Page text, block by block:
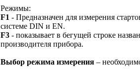
Режимы:
F1 - Предназначен для измерения
системе DIN и EN.
F3 - показывает в бегущей строке
производителя прибора.
Выбор режима измерения –